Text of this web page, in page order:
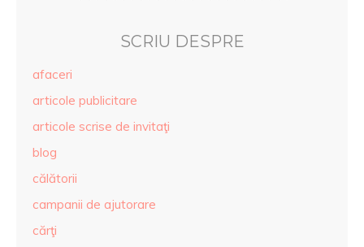
SCRIU DESPRE
afaceri
articole publicitare
articole scrise de invitaţi
blog
călătorii
campanii de ajutorare
cărţi